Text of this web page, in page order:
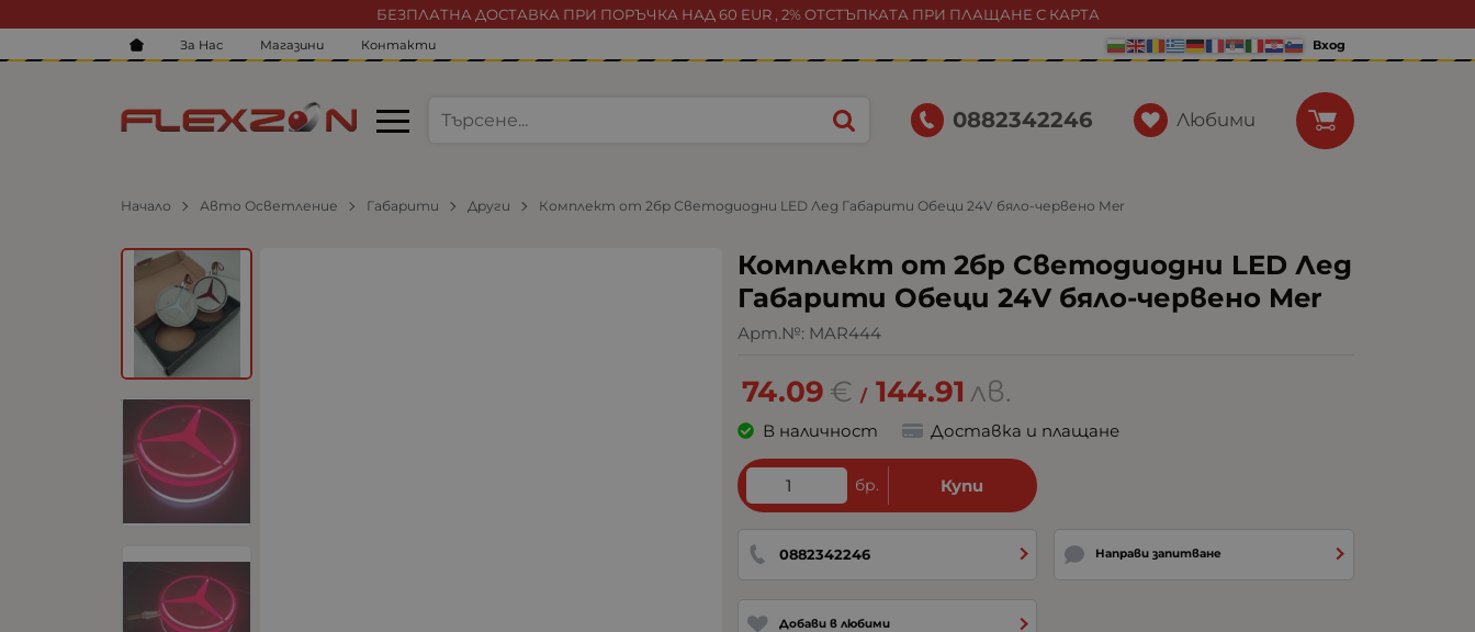
БЕЗПЛАТНА ДОСТАВКА ПРИ ПОРЪЧКА НАД 60 EUR , 2% ОТСТЪПКАТА ПРИ ПЛАЩАНЕ С КАРТА
За Нас Магазини Контакти Вход
0882342246 Любими
Начало Авто Осветление Габарити Други Комплект от 2бр Светодиодни LED Лед Габарити Обеци 24V бяло-червено Mer
Комплект от 2бр Светодиодни LED Лед
Габарити Обеци 24V бяло-червено Mer
Арт.№: MAR444
74.09 € / 144.91 лв.
В наличност Доставка и плащане
бр. Купи
0882342246 Направи запитване
Добави в любими